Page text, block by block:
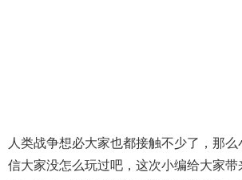
人类战争想必大家也都接触不少了，那
信大家没怎么玩过吧，这次小编给大家带